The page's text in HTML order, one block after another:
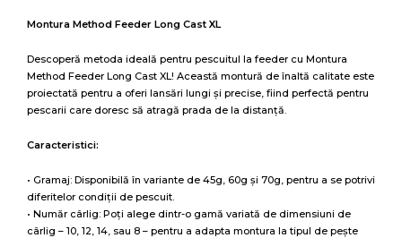
Montura Method Feeder Long Cast XL
Descoperă metoda ideală pentru pescuitul la feeder cu Montura
Method Feeder Long Cast XL! Această montură de înaltă calitate este
proiectată pentru a oferi lansări lungi și precise, fiind perfectă pentru
pescarii care doresc să atragă prada de la distanță.
Caracteristici:
• Gramaj: Disponibilă în variante de 45g, 60g și 70g, pentru a se potrivi
diferitelor condiții de pescuit.
• Număr cârlig: Poți alege dintr-o gamă variată de dimensiuni de
cârlig – 10, 12, 14, sau 8 – pentru a adapta montura la tipul de pește